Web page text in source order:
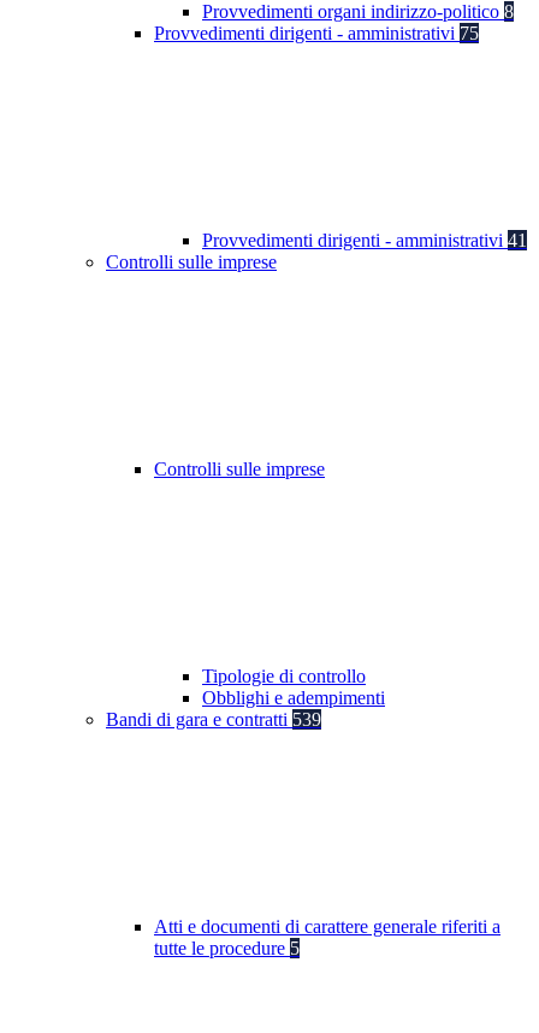
Provvedimenti organi indirizzo-politico 8
Provvedimenti dirigenti - amministrativi 75
Provvedimenti dirigenti - amministrativi 41
Controlli sulle imprese
Controlli sulle imprese
Tipologie di controllo
Obblighi e adempimenti
Bandi di gara e contratti 539
Atti e documenti di carattere generale riferiti a
tutte le procedure 5